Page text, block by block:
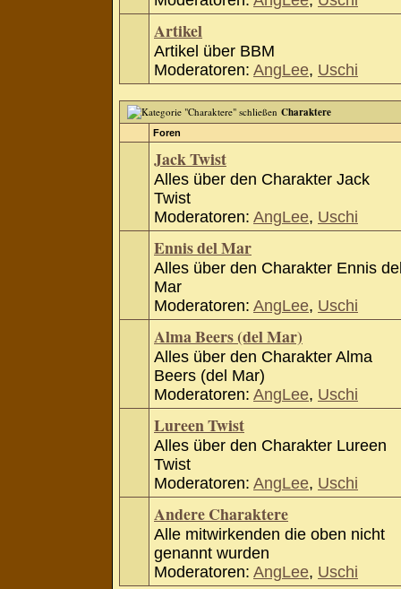
Artikel
Artikel über BBM
Moderatoren: AngLee, Uschi
Charaktere
Foren
Jack Twist
Alles über den Charakter Jack
Twist
Moderatoren: AngLee, Uschi
Ennis del Mar
Alles über den Charakter Ennis
Mar
Moderatoren: AngLee, Uschi
Alma Beers (del Mar)
Alles über den Charakter Alma
Beers (del Mar)
Moderatoren: AngLee, Uschi
Lureen Twist
Alles über den Charakter Lureen
Twist
Moderatoren: AngLee, Uschi
Andere Charaktere
Alle mitwirkenden die oben nicht
genannt wurden
Moderatoren: AngLee, Uschi